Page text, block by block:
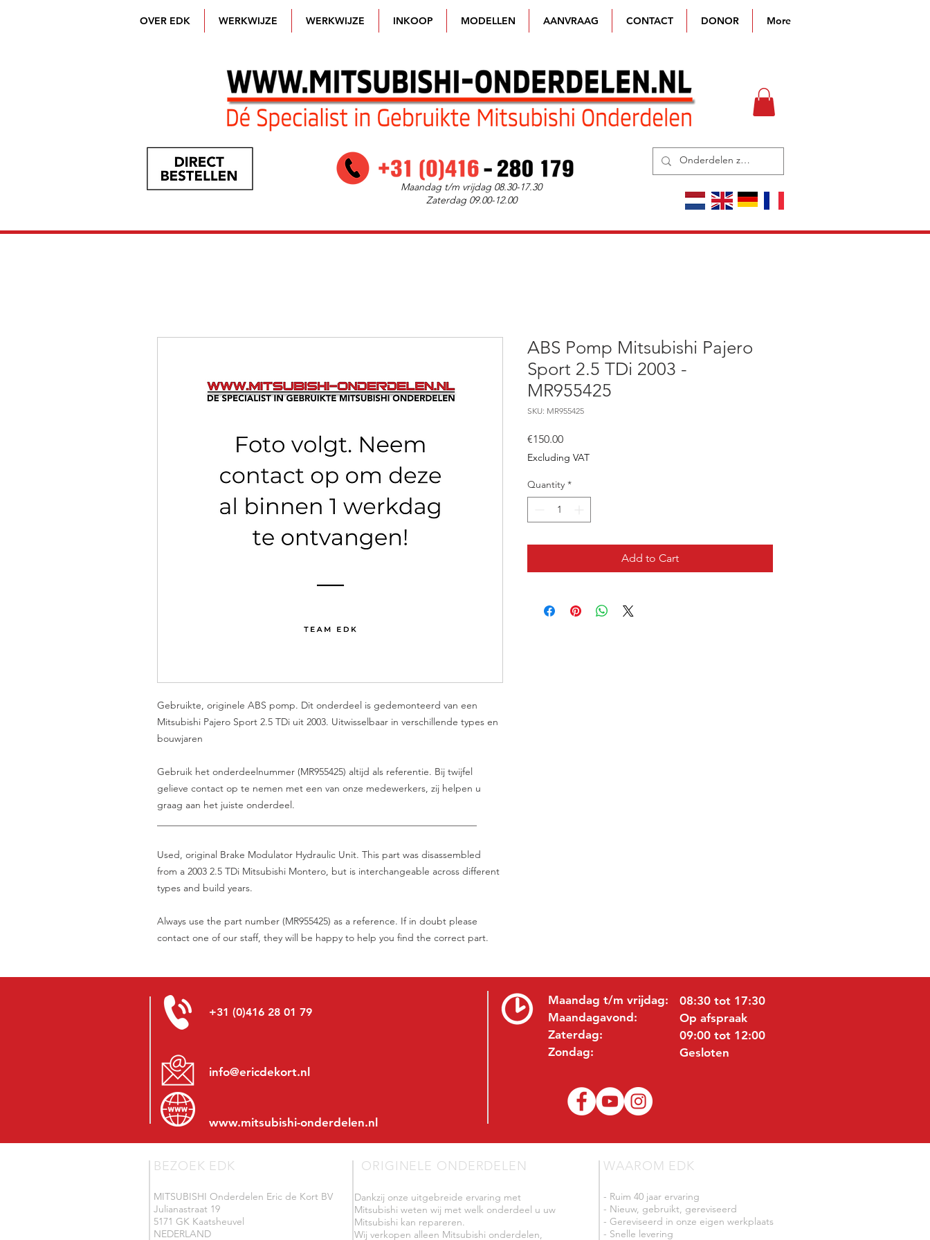
OVER EDK WERKWIJZE WERKWIJZE INKOOP MODELLEN AANVRAAG CONTACT DONOR More
Maandag t/m vrijdag 08.30-17.30
Zaterdag 09.00-12.00
Gebruikte, originele ABS pomp. Dit onderdeel is gedemonteerd van een
Mitsubishi Pajero Sport 2.5 TDi uit 2003. Uitwisselbaar in verschillende types en
bouwjaren
Gebruik het onderdeelnummer (MR955425) altijd als referentie. Bij twijfel
gelieve contact op te nemen met een van onze medewerkers, zij helpen u
graag aan het juiste onderdeel.
Used, original Brake Modulator Hydraulic Unit. This part was disassembled
from a 2003 2.5 TDi Mitsubishi Montero, but is interchangeable across different
types and build years.
Always use the part number (MR955425) as a reference. If in doubt please
contact one of our staff, they will be happy to help you find the correct part.
ABS Pomp Mitsubishi Pajero
Sport 2.5 TDi 2003 -
MR955425
SKU: MR955425
€150.00Price
Excluding VAT
Quantity *
Add to Cart
+31 (0)416 28 01 79
info@ericdekort.nl
www.mitsubishi-onderdelen.nl
Maandag t/m vrijdag:
Maandagavond:
Zaterdag:
Zondag:
08:30 tot 17:30
Op afspraak
09:00 tot 12:00
Gesloten
BEZOEK EDK
MITSUBISHI Onderdelen Eric de Kort BV
Julianastraat 19
5171 GK Kaatsheuvel
NEDERLAND
ORIGINELE ONDERDELEN
Dankzij onze uitgebreide ervaring met
Mitsubishi weten wij met welk onderdeel u uw
Mitsubishi kan repareren.
Wij verkopen alleen Mitsubishi onderdelen,
WAAROM EDK
- Ruim 40 jaar ervaring
- Nieuw, gebruikt, gereviseerd
- Gereviseerd in onze eigen werkplaats
- Snelle levering